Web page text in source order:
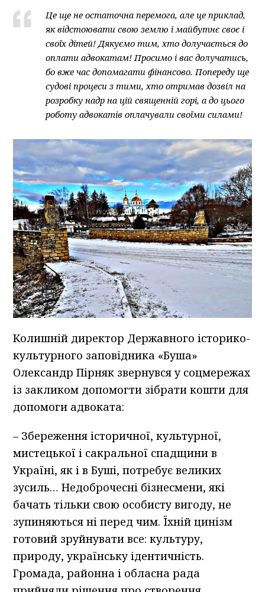
Це ще не остаточна перемога, але це приклад,
як відстоювати свою землю і майбутнє своє і
своїх дітей! Дякуємо тим, хто долучається до
оплати адвокатам! Просимо і вас долучатись,
бо вже час допомагати фінансово. Попереду ще
судові процеси з тими, хто отримав дозвіл на
розробку надр на цій священній горі, а до цього
роботу адвокатів оплачували своїми силами!
Колишній директор Державного історико-
культурного заповiдника «Буша»
Олександр Пірняк звернувся у соцмережах
із закликом допомогти зібрати кошти для
допомоги адвоката:
– Збереження історичної, культурної,
мистецької і сакральної спадщини в
Україні, як і в Буші, потребує великих
зусиль… Недоброчесні бізнесмени, які
бачать тільки свою особисту вигоду, не
зупиняються ні перед чим. Їхній цинізм
готовий зруйнувати все: культуру,
природу, українську ідентичність.
Громада, районна і обласна рада